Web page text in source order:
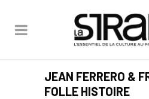
JEAN FERRERO &
FOLLE HISTOIRE